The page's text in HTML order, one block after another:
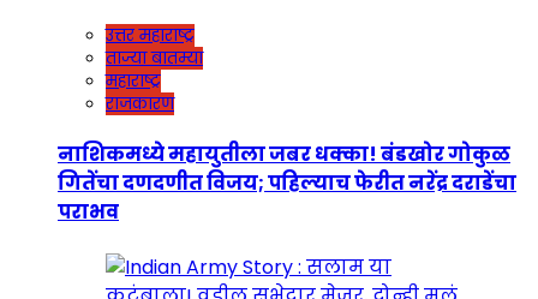
उत्तर महाराष्ट्र
ताज्या बातम्या
महाराष्ट्र
राजकारण
नाशिकमध्ये महायुतीला जबर धक्का! बंडखोर गोकुळ
गितेंचा दणदणीत विजय; पहिल्याच फेरीत नरेंद्र दराडेंचा
पराभव